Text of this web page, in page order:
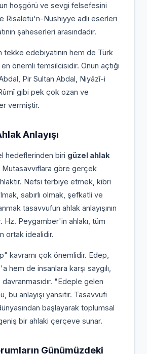
hoşgörü ve sevgi felsefesini
Risaletü'n-Nushiyye adlı eserleri
şaheserleri arasındadır.
tekke edebiyatının hem de Türk
en önemli temsilcisidir. Onun açtığı
Pir Sultan Abdal, Niyâzî-i
gibi pek çok ozan ve
vermiştir.
Anlayışı
hedeflerinden biri güzel ahlak
Mutasavvıflara göre gerçek
Nefsi terbiye etmek, kibri
sabırlı olmak, şefkatli ve
tasavvufun ahlak anlayışının
Hz. Peygamber'in ahlakı, tüm
ortak idealidir.
kavramı çok önemlidir. Edep,
hem de insanlara karşı saygılı,
"Edeple gelen
bu anlayışı yansıtır. Tasavvufi
başlayarak toplumsal
bir ahlaki çerçeve sunar.
Günümüzdeki